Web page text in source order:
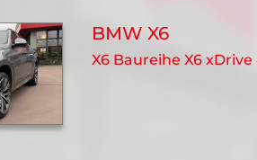
BMW X6
X6 Baureihe X6